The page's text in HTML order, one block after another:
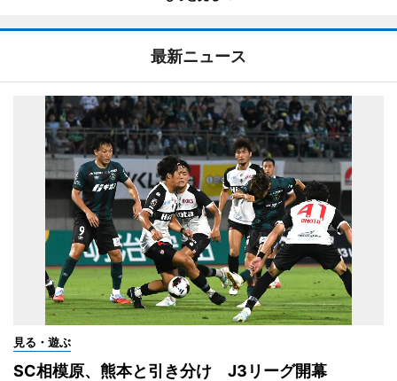
最新ニュース
見る・遊ぶ
SC相模原、熊本と引き分け J3リーグ開幕